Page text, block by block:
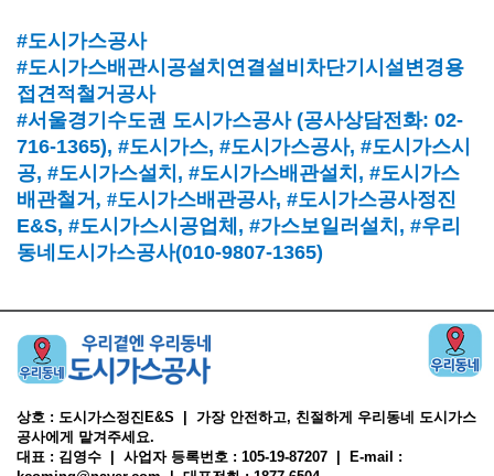
#도시가스공사
#도시가스배관시공설치연결설비차단기시설변경용
접견적철거공사
#서울경기수도권 도시가스공사 (공사상담전화: 02-
716-1365), #도시가스, #도시가스공사, #도시가스시
공, #도시가스설치 , #도시가스배관설치 , #도시가스
배관철거, #도시가스배관공사, #도시가스공사정진
E&S, #도시가스시공업체 , #가스보일러설치 , #우리
동네도시가스공사(010-9807-1365)
상호 : 도시가스정진E&S | 가장 안전하고, 친절하게 우리동네 도시가스
공사에게 맡겨주세요.
대표 : 김영수 | 사업자 등록번호 : 105-19-87207 | E-mail :